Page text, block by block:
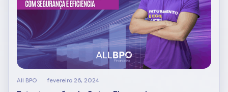
All BPO fevereiro 26, 2024